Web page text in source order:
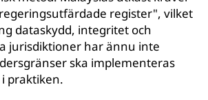
register", vilket
dataskydd, integritet och
jurisdiktioner har ännu inte
ska implementeras
praktiken.